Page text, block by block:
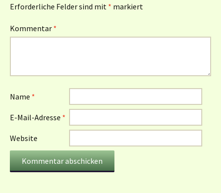
Erforderliche Felder sind mit * markiert
Kommentar *
Name *
E-Mail-Adresse *
Website